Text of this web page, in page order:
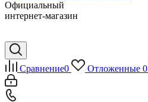
Официальный
интернет-магазин
Сравнение0 Отложенные 0